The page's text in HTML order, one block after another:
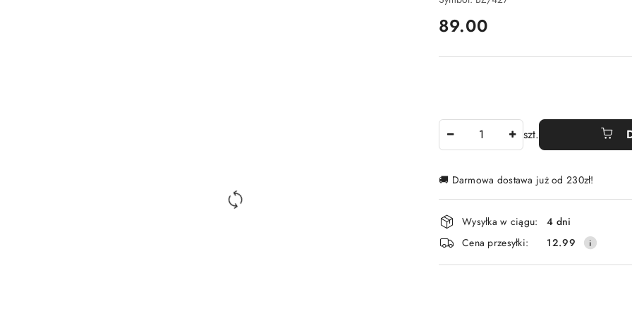
cena:
89.00
szt.
🚚 Darmowa dostawa już od 230zł!
Dostępność
i
dostawa
Wysyłka w ciągu:
4 dni
Cena przesyłki:
12.99